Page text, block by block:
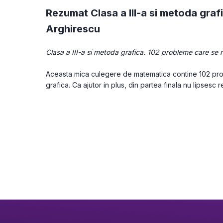
Rezumat Clasa a III-a si metoda
Arghirescu
Clasa a III-a si metoda grafica. 102 probleme care se
Aceasta mica culegere de matematica contine 102
grafica. Ca ajutor in plus, din partea finala nu lipsesc